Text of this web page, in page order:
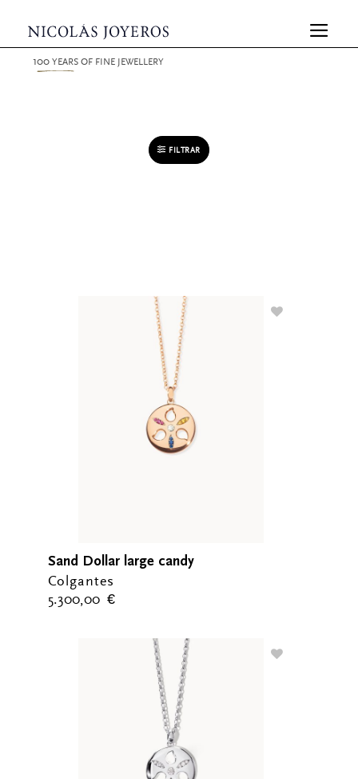
100 YEARS OF FINE JEWELLERY
FILTRAR
Colgantes
Sand Dollar large candy
5.300,00 €